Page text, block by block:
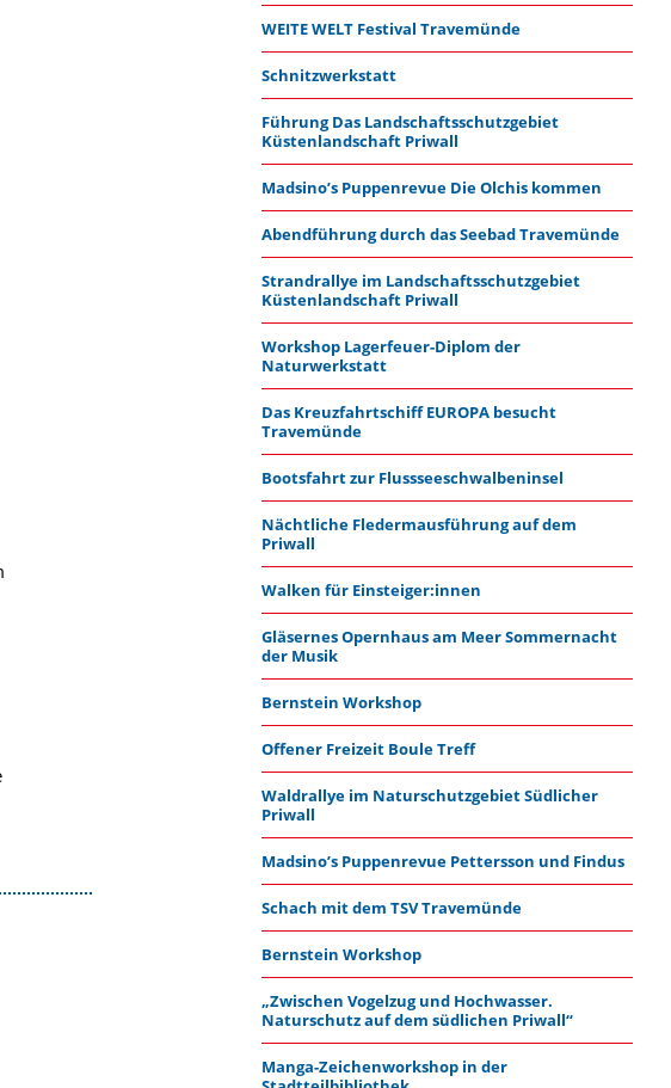
WEITE WELT Festival Travemünde
Schnitzwerkstatt
Führung Das Landschaftsschutzgebiet
Küstenlandschaft Priwall
Madsino’s Puppenrevue Die Olchis kommen
Abendführung durch das Seebad Travemünde
Strandrallye im Landschaftsschutzgebiet
Küstenlandschaft Priwall
Workshop Lagerfeuer-Diplom der
Naturwerkstatt
Das Kreuzfahrtschiff EUROPA besucht
Travemünde
Bootsfahrt zur Flussseeschwalbeninsel
Nächtliche Fledermausführung auf dem
Priwall
Walken für Einsteiger:innen
Gläsernes Opernhaus am Meer Sommernacht
der Musik
Bernstein Workshop
Offener Freizeit Boule Treff
Waldrallye im Naturschutzgebiet Südlicher
Priwall
Madsino’s Puppenrevue Pettersson und Findus
Schach mit dem TSV Travemünde
Bernstein Workshop
„Zwischen Vogelzug und Hochwasser.
Naturschutz auf dem südlichen Priwall“
Manga-Zeichenworkshop in der